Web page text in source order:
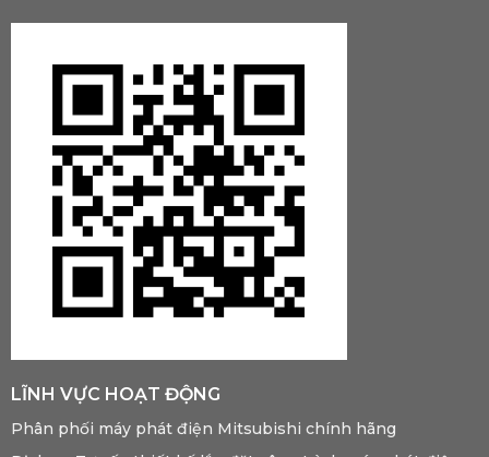
LĨNH VỰC HOẠT ĐỘNG
Phân phối máy phát điện Mitsubishi chính hãng